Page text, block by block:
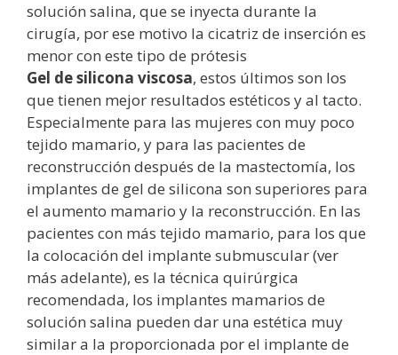
solución salina, que se inyecta durante la
cirugía, por ese motivo la cicatriz de inserción es
menor con este tipo de prótesis
Gel de silicona viscosa, estos últimos son los
que tienen mejor resultados estéticos y al tacto.
Especialmente para las mujeres con muy poco
tejido mamario, y para las pacientes de
reconstrucción después de la mastectomía, los
implantes de gel de silicona son superiores para
el aumento mamario y la reconstrucción. En las
pacientes con más tejido mamario, para los que
la colocación del implante submuscular (ver
más adelante), es la técnica quirúrgica
recomendada, los implantes mamarios de
solución salina pueden dar una estética muy
similar a la proporcionada por el implante de